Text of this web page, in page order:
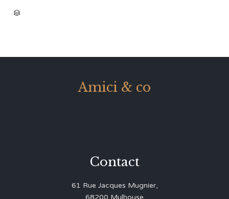

Amici & co
Contact
61 Rue Jacques Mugnier,